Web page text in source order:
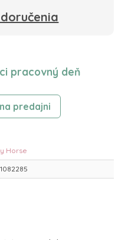
pracovný deň
predajni
Horse